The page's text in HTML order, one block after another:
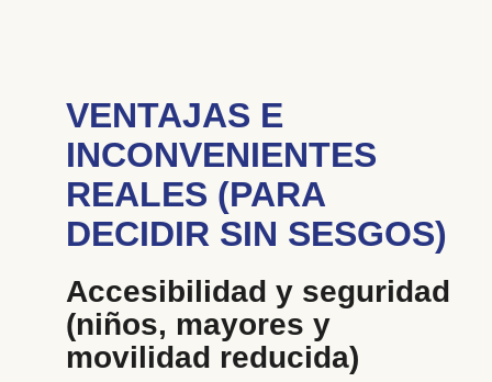
VENTAJAS E
INCONVENIENTES
REALES (PARA
DECIDIR SIN SESGOS)
Accesibilidad y seguridad
(niños, mayores y
movilidad reducida)